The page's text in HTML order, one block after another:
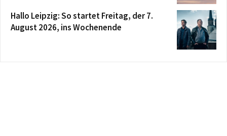
Hallo Leipzig: So startet Freitag, der 7.
August 2026, ins Wochenende